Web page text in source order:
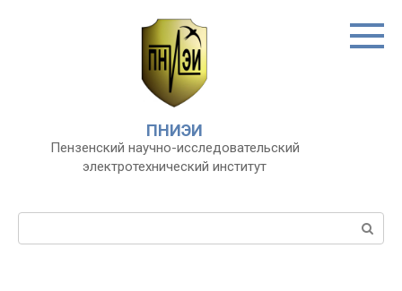
ПНИЭИ
Пензенский научно-исследовательский
электротехнический институт
Поиск: